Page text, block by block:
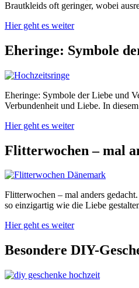
Brautkleids oft geringer, wobei
Hier geht es weiter
Eheringe: Symbole
Eheringe: Symbole der Liebe und
Verbundenheit und Liebe. In
Hier geht es weiter
Flitterwochen – mal
Flitterwochen – mal anders
so einzigartig wie die Liebe
Hier geht es weiter
Besondere DIY-